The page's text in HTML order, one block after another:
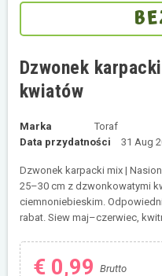
Dzwonek
kwiatów
Marka
Toraf
Data przydatności
31 Aug
Dzwonek karpacki mix |
25–30 cm z dzwonkowatymi
ciemnoniebieskim.
rabat. Siew maj–czerwiec,
€ 0,99 Brutto